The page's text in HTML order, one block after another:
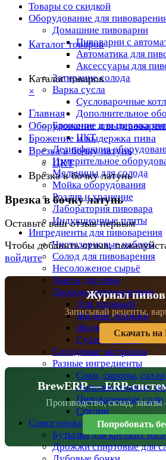
Товары со скидкой
Оборудование для
Домашние пивоварни
Пивоварни с
Автоматика для
Аксессуары для
Затирание солода
Варка сусла
Cусловарочные
Дополнительное
Брожение и выдержка
ЦКТ
Дезинфекция
Измерительное
Мельницы для солода
Мойка оборудования
Розлив и хранение
Лаборатория пивовара
Индукционные плиты
Ингредиенты для пивоварения
Чистозерновые наборы
Солод для пивоварения
Несоложеное сырьё
Хмель для пива
Дрожжи пивоваренные
Для дрожжей
Жидкие дрожжи
Жидкие дрожжи
Сухие дрожжи
Солодовые экстракты
Разные ингредиенты
Соки, сиропы,
Дополнительные
Пивоваренные соли
Специи
Самогоноварение
Бутылки для крепких
Дрожжи спиртовые для
Каталог товаров
Каталог товаров
×
Главная
Оборудование для
Брожение и выдержка пива
Врезка в бочку латунь
ЦКТ
Врезка в бочку латунь
Врезка в бочку латунь
Оставьте ваш отзыв первым
Чтобы добавить отзыв,
войдите
Журнал
Записывай рецепты,
Скачать на
BrewERP — ERP-
Производство, склад,
Попробовать